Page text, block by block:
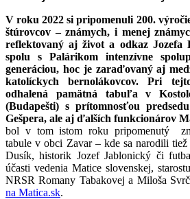
V roku 2022 si pripomenuli 200.
štúrovcov – známych, i menej
reflektovaný aj život a odkaz
spolu s Palárikom intenzívne
generáciou, hoc je zaraďovaný aj
katolíckych bernolákovcov. Pri
odhalená pamätná tabuľa v
(Budapešti) s prítomnosťou
Gešpera, ale aj ďalších funkcionárov
bol v tom istom roku pripomenutý
tabule v obci Zavar – kde sa narodili
Dusík, historik Jozef Jablonický či
účasti vedenia Matice slovenskej,
NRSR Romany Tabakovej a Miloša
na Matica.sk.